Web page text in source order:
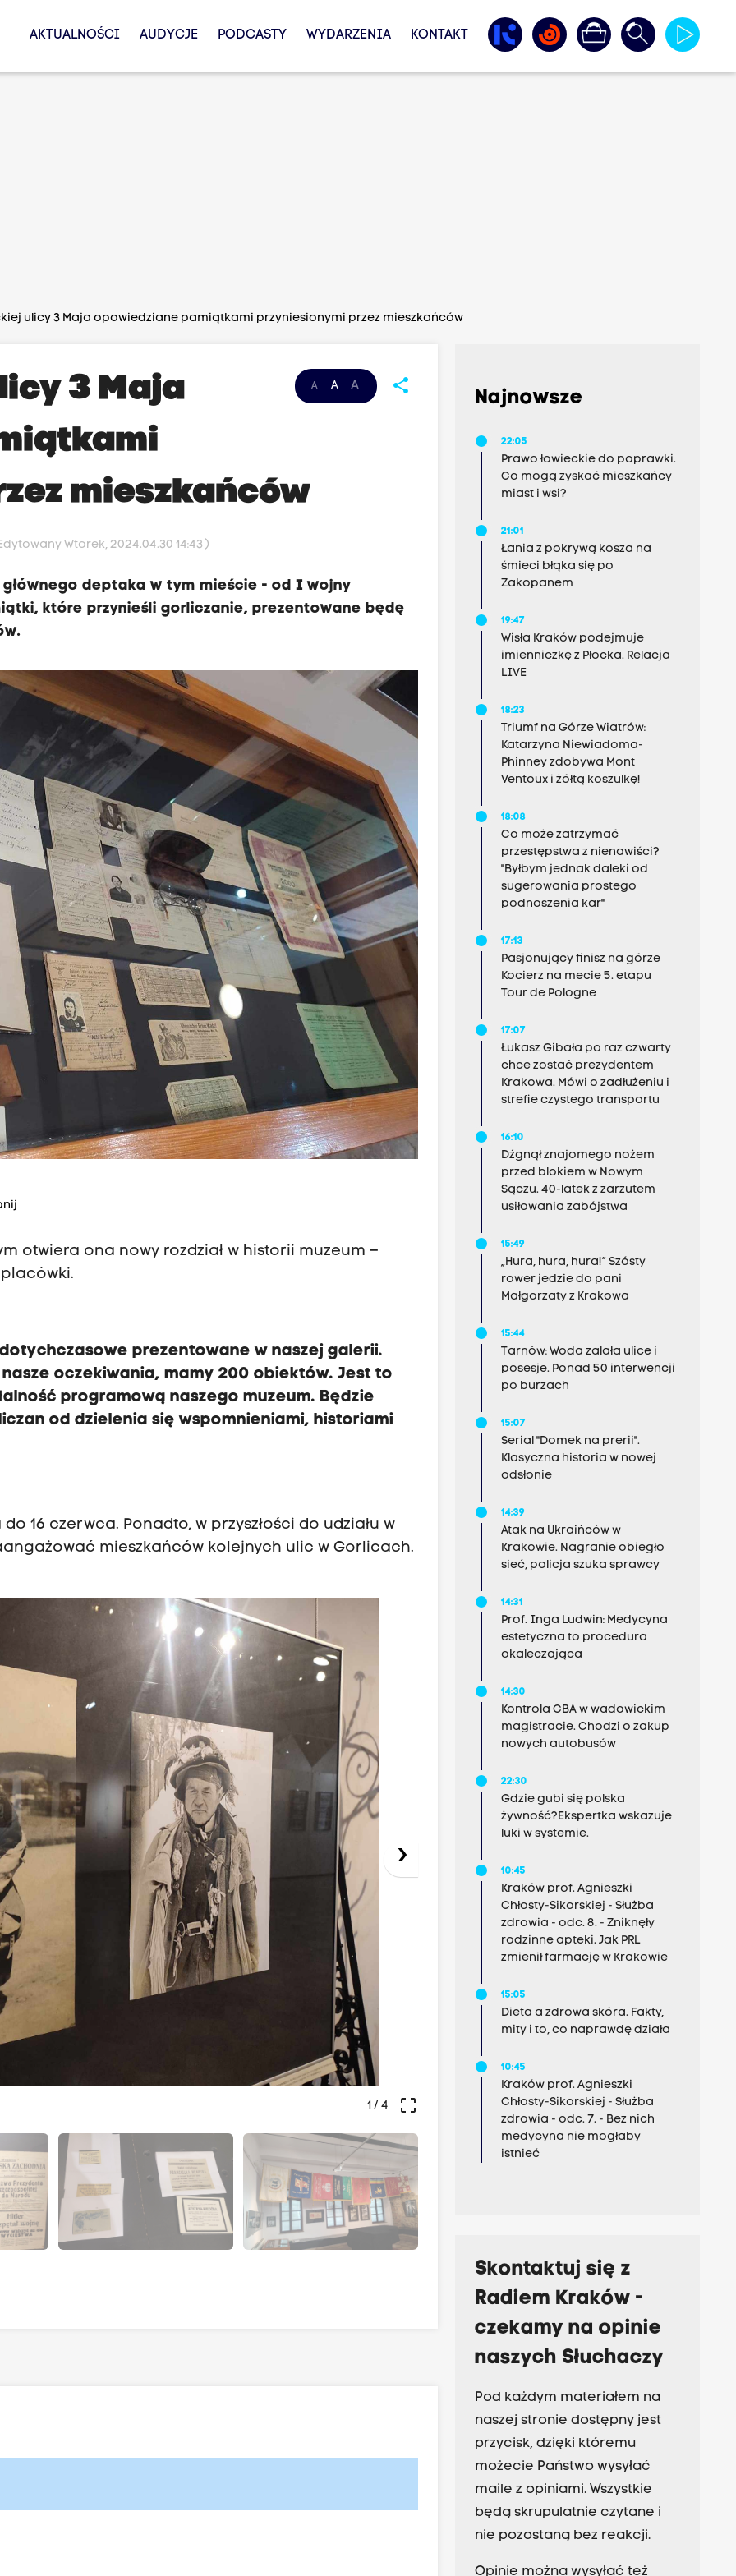
AKTUALNOŚCI AUDYCJE PODCASTY WYDARZENIA KONTAKT
ulicy 3 Maja opowiedziane pamiątkami przyniesionymi przez mieszkańców
A A A share
3 Maja
mieszkańców
Wtorek, 2024.04.30 14:43 )
deptaka w tym mieście - od I wojny
które przynieśli gorliczanie, prezentowane będę
otwiera ona nowy rozdział w historii muzeum –
prezentowane w naszej galerii.
oczekiwania, mamy 200 obiektów. Jest to
programową naszego muzeum. Będzie
od dzielenia się wspomnieniami, historiami
16 czerwca. Ponadto, w przyszłości do udziału w
mieszkańców kolejnych ulic w Gorlicach.
›
crop_free
1 / 4
Najnowsze
22:05
Prawo łowieckie do poprawki.
Co mogą zyskać mieszkańcy
miast i wsi?
21:01
Łania z pokrywą kosza na
śmieci błąka się po
Zakopanem
19:47
Wisła Kraków podejmuje
imienniczkę z Płocka. Relacja
LIVE
18:23
Triumf na Górze Wiatrów:
Katarzyna Niewiadoma-
Phinney zdobywa Mont
Ventoux i żółtą koszulkę!
18:08
Co może zatrzymać
przestępstwa z nienawiści?
"Byłbym jednak daleki od
sugerowania prostego
podnoszenia kar"
17:13
Pasjonujący finisz na górze
Kocierz na mecie 5. etapu
Tour de Pologne
17:07
Łukasz Gibała po raz czwarty
chce zostać prezydentem
Krakowa. Mówi o zadłużeniu i
strefie czystego transportu
16:10
Dźgnął znajomego nożem
przed blokiem w Nowym
Sączu. 40-latek z zarzutem
usiłowania zabójstwa
15:49
„Hura, hura, hura!” Szósty
rower jedzie do pani
Małgorzaty z Krakowa
15:44
Tarnów: Woda zalała ulice i
posesje. Ponad 50 interwencji
po burzach
15:07
Serial "Domek na prerii".
Klasyczna historia w nowej
odsłonie
14:39
Atak na Ukraińców w
Krakowie. Nagranie obiegło
sieć, policja szuka sprawcy
14:31
Prof. Inga Ludwin: Medycyna
estetyczna to procedura
okaleczająca
14:30
Kontrola CBA w wadowickim
magistracie. Chodzi o zakup
nowych autobusów
22:30
Gdzie gubi się polska
żywność?Ekspertka wskazuje
luki w systemie.
10:45
Kraków prof. Agnieszki
Chłosty-Sikorskiej - Służba
zdrowia - odc. 8. - Zniknęły
rodzinne apteki. Jak PRL
zmienił farmację w Krakowie
15:05
Dieta a zdrowa skóra. Fakty,
mity i to, co naprawdę działa
10:45
Kraków prof. Agnieszki
Chłosty-Sikorskiej - Służba
zdrowia - odc. 7. - Bez nich
medycyna nie mogłaby
istnieć
Skontaktuj się z
Radiem Kraków -
czekamy na opinie
naszych Słuchaczy
Pod każdym materiałem na
naszej stronie dostępny jest
przycisk, dzięki któremu
możecie Państwo wysyłać
maile z opiniami. Wszystkie
będą skrupulatnie czytane i
nie pozostaną bez reakcji.
Opinie można wysyłać też